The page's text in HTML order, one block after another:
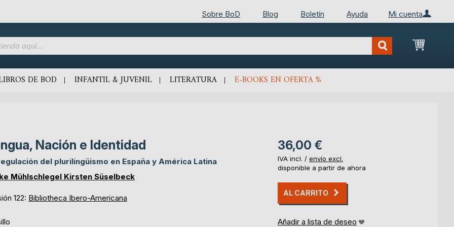
Mi cuenta
Sobre BoD Blog Boletín Ayuda
Mi
DE BOD INFANTIL & JUVENIL LITERATURA E-BOOKS EN OFERTA %
Nación e Identidad
del plurilingüismo en España y América Latina
Mühlschlegel Kirsten Süselbeck
122: Bibliotheca Ibero-Americana
36,00 €
IVA incl. / envío excl.
disponible a partir de ahora
AL CARRITO
Añadir a lista de deseo